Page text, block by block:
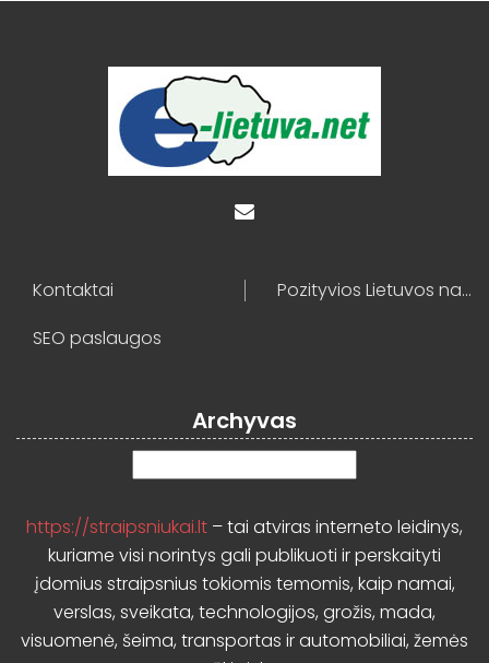
Kontaktai
Pozityvios Lietuvos naujienos
SEO paslaugos
Archyvas
https://straipsniukai.lt – tai atviras interneto leidinys,
kuriame visi norintys gali publikuoti ir perskaityti
įdomius straipsnius tokiomis temomis, kaip namai,
verslas, sveikata, technologijos, grožis, mada,
visuomenė, šeima, transportas ir automobiliai, žemės